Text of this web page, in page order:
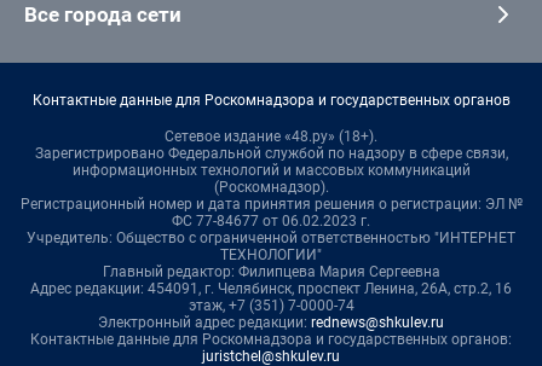
Все города сети
Контактные данные для Роскомнадзора и государственных органов
Сетевое издание «48.ру» (18+).
Зарегистрировано Федеральной службой по надзору в сфере связи,
информационных технологий и массовых коммуникаций
(Роскомнадзор).
Регистрационный номер и дата принятия решения о регистрации: ЭЛ №
ФС 77-84677 от 06.02.2023 г.
Учредитель: Общество с ограниченной ответственностью "ИНТЕРНЕТ
ТЕХНОЛОГИИ"
Главный редактор: Филипцева Мария Сергеевна
Адрес редакции: 454091, г. Челябинск, проспект Ленина, 26А, стр.2, 16
этаж, +7 (351) 7-0000-74
Электронный адрес редакции: rednews@shkulev.ru
Контактные данные для Роскомнадзора и государственных органов:
juristchel@shkulev.ru